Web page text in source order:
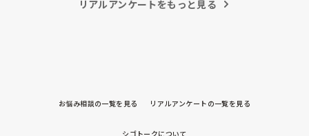
リアルアンケートをもっと見る
お悩み相談の一覧を見る リアルアンケートの一覧を見る
シゴトークについて